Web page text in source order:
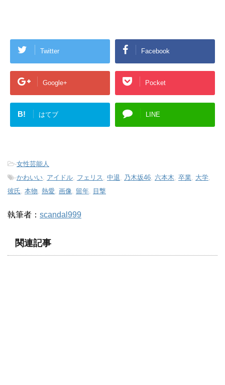
Twitter Facebook
Google+ Pocket
B! はてブ LINE
-女性芸能人
-かわいい アイドル フェリス 中退 乃木坂46 六本木 卒業 大学
彼氏 本物 熱愛 画像 留年 目撃
執筆者： scandal999
関連記事